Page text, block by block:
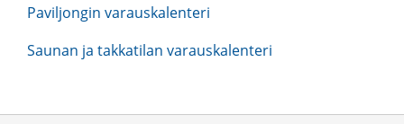
Paviljongin varauskalenteri
Saunan ja takkatilan varauskalenteri